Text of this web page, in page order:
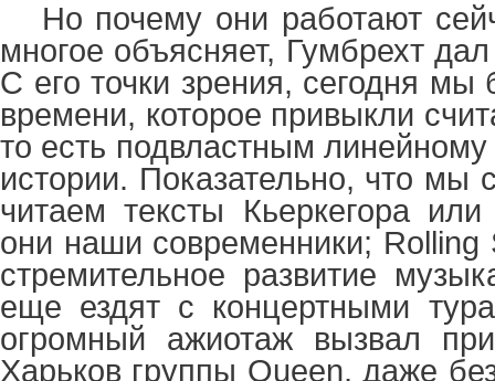
Но почему они работают
многое объясняет, Гумбрехт
С его точки зрения, сегодня
времени, которое привыкли
то есть подвластным
истории. Показательно, что мы
читаем тексты Кьеркегора
они наши современники; Rolling
стремительное развитие
еще ездят с концертными
огромный ажиотаж вызвал
Харьков группы Queen, даже